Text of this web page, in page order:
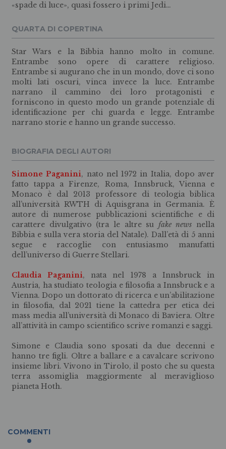
«spade di luce», quasi fossero i primi Jedi…
QUARTA DI COPERTINA
Star Wars e la Bibbia hanno molto in comune.
Entrambe sono opere di carattere religioso.
Entrambe si augurano che in un mondo, dove ci sono
molti lati oscuri, vinca invece la luce. Entrambe
narrano il cammino dei loro protagonisti e
forniscono in questo modo un grande potenziale di
identificazione per chi guarda e legge. Entrambe
narrano storie e hanno un grande successo.
BIOGRAFIA DEGLI AUTORI
Simone Paganini, nato nel 1972 in Italia, dopo aver
fatto tappa a Firenze, Roma, Innsbruck, Vienna e
Monaco è dal 2013 professore di teologia biblica
all’università RWTH di Aquisgrana in Germania. È
autore di numerose pubblicazioni scientifiche e di
carattere divulgativo (tra le altre su fake news nella
Bibbia e sulla vera storia del Natale). Dall’età di 5 anni
segue e raccoglie con entusiasmo manufatti
dell’universo di Guerre Stellari.
Claudia Paganini, nata nel 1978 a Innsbruck in
Austria, ha studiato teologia e filosofia a Innsbruck e a
Vienna. Dopo un dottorato di ricerca e un’abilitazione
in filosofia, dal 2021 tiene la cattedra per etica dei
mass media all’università di Monaco di Baviera. Oltre
all’attività in campo scientifico scrive romanzi e saggi.
Simone e Claudia sono sposati da due decenni e
hanno tre figli. Oltre a ballare e a cavalcare scrivono
insieme libri. Vivono in Tirolo, il posto che su questa
terra assomiglia maggiormente al meraviglioso
pianeta Hoth.
COMMENTI